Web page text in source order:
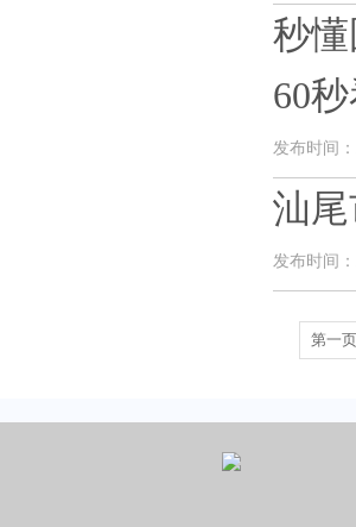
秒懂
60
发布时间
汕
发布时间
第一页